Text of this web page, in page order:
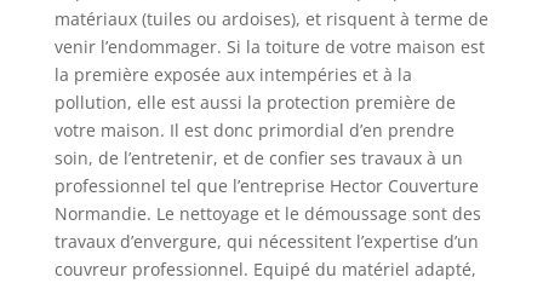
matériaux (tuiles ou ardoises), et risquent à terme de
venir l’endommager. Si la toiture de votre maison est
la première exposée aux intempéries et à la
pollution, elle est aussi la protection première de
votre maison. Il est donc primordial d’en prendre
soin, de l’entretenir, et de confier ses travaux à un
professionnel tel que l’entreprise Hector Couverture
Normandie. Le nettoyage et le démoussage sont des
travaux d’envergure, qui nécessitent l’expertise d’un
couvreur professionnel. Equipé du matériel adapté,